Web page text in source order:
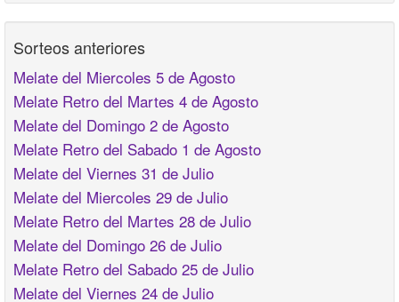
Sorteos anteriores
Melate del Miercoles 5 de Agosto
Melate Retro del Martes 4 de Agosto
Melate del Domingo 2 de Agosto
Melate Retro del Sabado 1 de Agosto
Melate del Viernes 31 de Julio
Melate del Miercoles 29 de Julio
Melate Retro del Martes 28 de Julio
Melate del Domingo 26 de Julio
Melate Retro del Sabado 25 de Julio
Melate del Viernes 24 de Julio